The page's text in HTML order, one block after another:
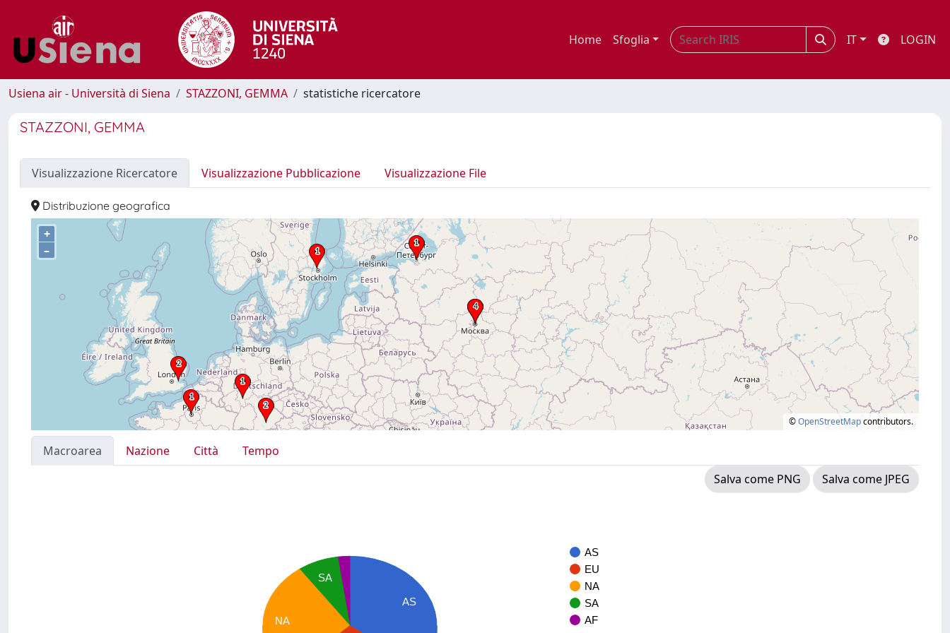
Home Sfoglia IT LOGIN
Usiena air - Università di Siena STAZZONI, GEMMA statistiche ricercatore
STAZZONI, GEMMA
Visualizzazione Ricercatore Visualizzazione Pubblicazione Visualizzazione File
Distribuzione geografica
+
–
©OpenStreetMapcontributors.
Macroarea Nazione Città
Tempo
Salva come PNG
Salva come JPEG
AS
EU
NA
SA
AF
AS
SA
NA